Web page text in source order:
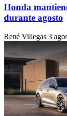
Honda
durante agosto
René Villegas 3